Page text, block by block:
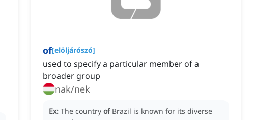
of[elöljárószó]
used to specify a particular member of a
broader group
nak/nek
Ex: The country of Brazil is known for its diverse